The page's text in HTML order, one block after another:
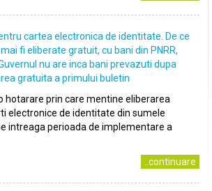
cartea electronica de identitate. De ce
fi eliberate gratuit, cu bani din PNRR,
nu are inca bani prevazuti dupa
gratuita a primului buletin
hotarare prin care mentine eliberarea
electronice de identitate din sumele
intreaga perioada de implementare a
..continuare